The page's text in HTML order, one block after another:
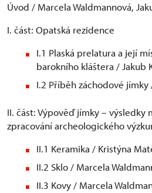
Úvod / Marcela Waldmannová,
I. část: Opatská rezidence
I.1 Plaská prelatura a její
barokního kláštera / Jakub
I.2 Příběh záchodové
II. část: Výpověď jímky – výsledky
zpracování archeologického
II.1 Keramika / Kristýna
II.2 Sklo / Marcela
II.3 Kovy / Marcela